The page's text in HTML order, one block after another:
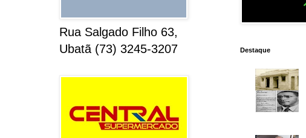
Destaque
Rua Salgado Filho 63,
Ubatã (73) 3245-3207